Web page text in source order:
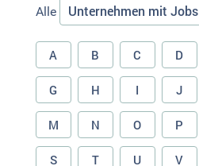
Alle Unternehmen mit Jobs
A B C D
G H I J
M N O P
S T U V